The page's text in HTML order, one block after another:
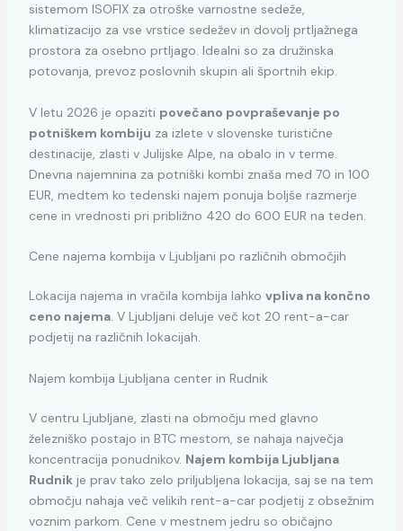
sistemom ISOFIX za otroške varnostne sedeže,
klimatizacijo za vse vrstice sedežev in dovolj prtljažnega
prostora za osebno prtljago. Idealni so za družinska
potovanja, prevoz poslovnih skupin ali športnih ekip.
V letu 2026 je opaziti povečano povpraševanje po
potniškem kombiju za izlete v slovenske turistične
destinacije, zlasti v Julijske Alpe, na obalo in v terme.
Dnevna najemnina za potniški kombi znaša med 70 in 100
EUR, medtem ko tedenski najem ponuja boljše razmerje
cene in vrednosti pri približno 420 do 600 EUR na teden.
Cene najema kombija v Ljubljani po različnih območjih
Lokacija najema in vračila kombija lahko vpliva na končno
ceno najema. V Ljubljani deluje več kot 20 rent-a-car
podjetij na različnih lokacijah.
Najem kombija Ljubljana center in Rudnik
V centru Ljubljane, zlasti na območju med glavno
železniško postajo in BTC mestom, se nahaja največja
koncentracija ponudnikov. Najem kombija Ljubljana
Rudnik je prav tako zelo priljubljena lokacija, saj se na tem
območju nahaja več velikih rent-a-car podjetij z obsežnim
voznim parkom. Cene v mestnem jedru so običajno